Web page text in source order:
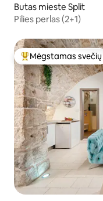
Butas mieste Split
Pilies perlas (2+1)
Svečių
Mėgstamas svečių